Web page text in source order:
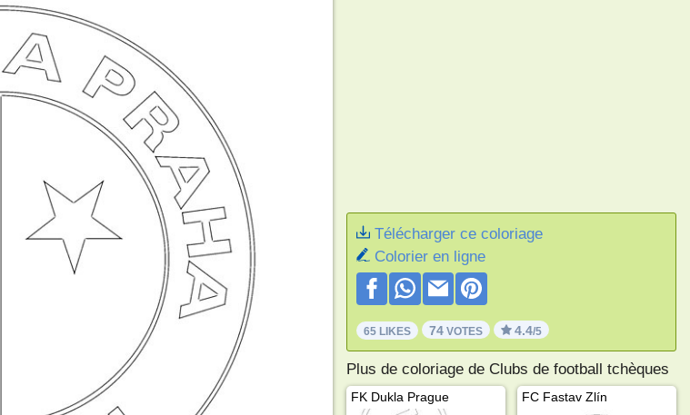
Télécharger ce coloriage
Colorier en ligne
65 LIKES 74VOTES 4.4/5
Plus de coloriage de Clubs de football tchèques
FK Dukla Prague FC Fastav Zlín